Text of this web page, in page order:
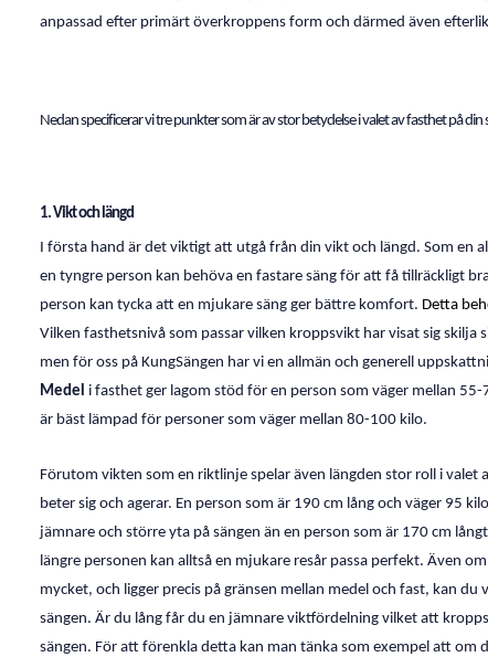
anpassad efter primärt överkroppens form och därmed även
Nedan specificerar vi tre punkter som är av stor betydelse i valet av fasthet på din
1. Vikt och längd
I första hand är det viktigt att utgå från din vikt och längd. Som en
en tyngre person kan behöva en fastare säng för att få tillräckligt
person kan tycka att en mjukare säng ger bättre komfort. Detta
Vilken fasthetsnivå som passar vilken kroppsvikt har visat sig skilja
men för oss på KungSängen har vi en allmän och generell
Medel i fasthet ger lagom stöd för en person som väger mellan 55-
är bäst lämpad för personer som väger mellan 80-100 kilo.
Förutom vikten som en riktlinje spelar även längden stor roll i valet
beter sig och agerar. En person som är 190 cm lång och väger 95
jämnare och större yta på sängen än en person som är 170 cm
längre personen kan alltså en mjukare resår passa perfekt. Även
mycket, och ligger precis på gränsen mellan medel och fast, kan du
sängen. Är du lång får du en jämnare viktfördelning vilket att
sängen. För att förenkla detta kan man tänka som exempel att om